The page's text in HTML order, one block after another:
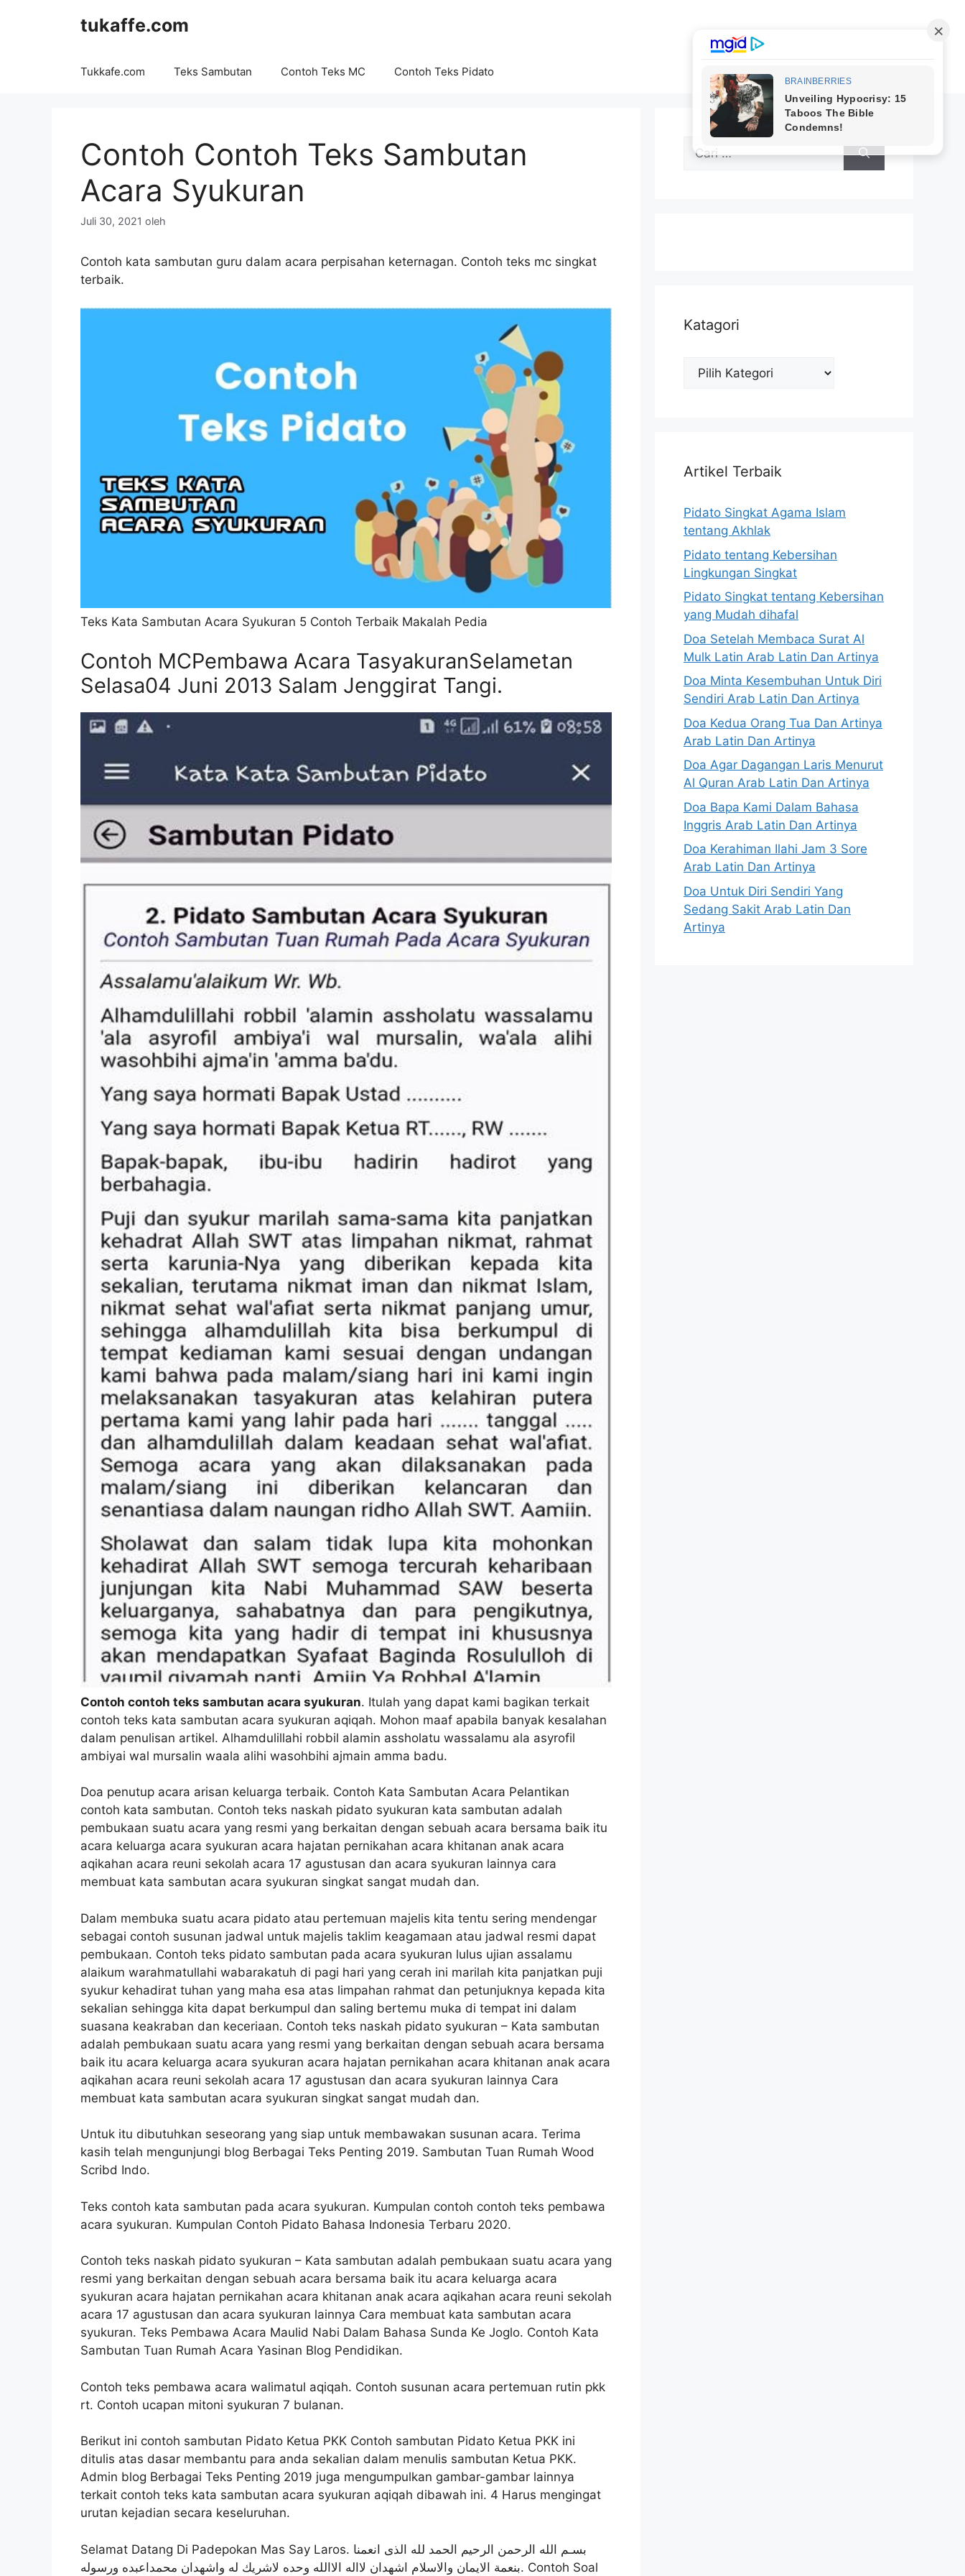
tukaffe.com
Tukkafe.com Teks Sambutan Contoh Teks MC Contoh Teks Pidato
Contoh Contoh Teks Sambutan
Acara Syukuran
Juli 30, 2021 oleh
Contoh kata sambutan guru dalam acara perpisahan keternagan. Contoh teks mc singkat
terbaik.
Teks Kata Sambutan Acara Syukuran 5 Contoh Terbaik Makalah Pedia
Contoh MCPembawa Acara TasyakuranSelametan
Selasa04 Juni 2013 Salam Jenggirat Tangi.
Contoh contoh teks sambutan acara syukuran. Itulah yang dapat kami bagikan terkait
contoh teks kata sambutan acara syukuran aqiqah. Mohon maaf apabila banyak kesalahan
dalam penulisan artikel. Alhamdulillahi robbil alamin assholatu wassalamu ala asyrofil
ambiyai wal mursalin waala alihi wasohbihi ajmain amma badu.
Doa penutup acara arisan keluarga terbaik. Contoh Kata Sambutan Acara Pelantikan
contoh kata sambutan. Contoh teks naskah pidato syukuran kata sambutan adalah
pembukaan suatu acara yang resmi yang berkaitan dengan sebuah acara bersama baik itu
acara keluarga acara syukuran acara hajatan pernikahan acara khitanan anak acara
aqikahan acara reuni sekolah acara 17 agustusan dan acara syukuran lainnya cara
membuat kata sambutan acara syukuran singkat sangat mudah dan.
Dalam membuka suatu acara pidato atau pertemuan majelis kita tentu sering mendengar
sebagai contoh susunan jadwal untuk majelis taklim keagamaan atau jadwal resmi dapat
pembukaan. Contoh teks pidato sambutan pada acara syukuran lulus ujian assalamu
alaikum warahmatullahi wabarakatuh di pagi hari yang cerah ini marilah kita panjatkan puji
syukur kehadirat tuhan yang maha esa atas limpahan rahmat dan petunjuknya kepada kita
sekalian sehingga kita dapat berkumpul dan saling bertemu muka di tempat ini dalam
suasana keakraban dan keceriaan. Contoh teks naskah pidato syukuran – Kata sambutan
adalah pembukaan suatu acara yang resmi yang berkaitan dengan sebuah acara bersama
baik itu acara keluarga acara syukuran acara hajatan pernikahan acara khitanan anak acara
aqikahan acara reuni sekolah acara 17 agustusan dan acara syukuran lainnya Cara
membuat kata sambutan acara syukuran singkat sangat mudah dan.
Untuk itu dibutuhkan seseorang yang siap untuk membawakan susunan acara. Terima
kasih telah mengunjungi blog Berbagai Teks Penting 2019. Sambutan Tuan Rumah Wood
Scribd Indo.
Teks contoh kata sambutan pada acara syukuran. Kumpulan contoh contoh teks pembawa
acara syukuran. Kumpulan Contoh Pidato Bahasa Indonesia Terbaru 2020.
Contoh teks naskah pidato syukuran – Kata sambutan adalah pembukaan suatu acara yang
resmi yang berkaitan dengan sebuah acara bersama baik itu acara keluarga acara
syukuran acara hajatan pernikahan acara khitanan anak acara aqikahan acara reuni sekolah
acara 17 agustusan dan acara syukuran lainnya Cara membuat kata sambutan acara
syukuran. Teks Pembawa Acara Maulid Nabi Dalam Bahasa Sunda Ke Joglo. Contoh Kata
Sambutan Tuan Rumah Acara Yasinan Blog Pendidikan.
Contoh teks pembawa acara walimatul aqiqah. Contoh susunan acara pertemuan rutin pkk
rt. Contoh ucapan mitoni syukuran 7 bulanan.
Berikut ini contoh sambutan Pidato Ketua PKK Contoh sambutan Pidato Ketua PKK ini
ditulis atas dasar membantu para anda sekalian dalam menulis sambutan Ketua PKK.
Admin blog Berbagai Teks Penting 2019 juga mengumpulkan gambar-gambar lainnya
terkait contoh teks kata sambutan acara syukuran aqiqah dibawah ini. 4 Harus mengingat
urutan kejadian secara keseluruhan.
Selamat Datang Di Padepokan Mas Say Laros. بسـم الله الرحمن الرحيم الحمد لله الذى انعمنا
بنعمة الايمان والاسلام اشهدان لااله الاالله وحده لاشريك له واشهدان محمداعبده ورسوله. Contoh Soal
untuk:
Katagori
Katagori
Artikel Terbaik
Pidato Singkat Agama Islam
tentang Akhlak
Pidato tentang Kebersihan
Lingkungan Singkat
Pidato Singkat tentang Kebersihan
yang Mudah dihafal
Doa Setelah Membaca Surat Al
Mulk Latin Arab Latin Dan Artinya
Doa Minta Kesembuhan Untuk Diri
Sendiri Arab Latin Dan Artinya
Doa Kedua Orang Tua Dan Artinya
Arab Latin Dan Artinya
Doa Agar Dagangan Laris Menurut
Al Quran Arab Latin Dan Artinya
Doa Bapa Kami Dalam Bahasa
Inggris Arab Latin Dan Artinya
Doa Kerahiman Ilahi Jam 3 Sore
Arab Latin Dan Artinya
Doa Untuk Diri Sendiri Yang
Sedang Sakit Arab Latin Dan
Artinya